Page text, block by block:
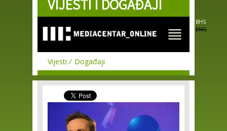
Skip to
main
VIJESTI I DOGAĐAJI
BHS
ENG
Vijesti Događaji